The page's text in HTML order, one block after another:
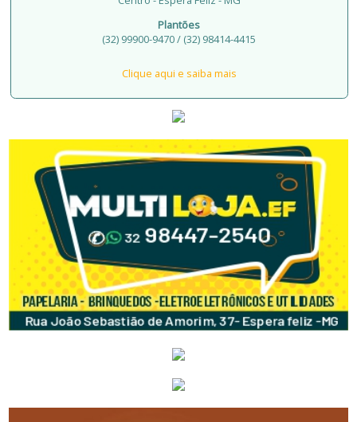
Plantões
(32) 99900-9470 / (32) 98414-4415
Clique aqui e saiba mais